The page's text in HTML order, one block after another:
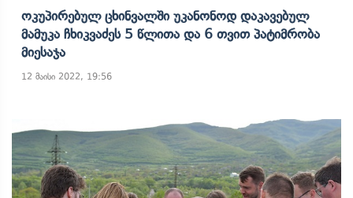
Ოკუპირებულ Ცხინვალში Უკანონოდ Დაკავებულ
Მამუკა Ჩხიკვაძეს 5 Წლითა Და 6 Თვით Პატიმრობა
Მიესაჯა
12 მაისი 2022, 19:56